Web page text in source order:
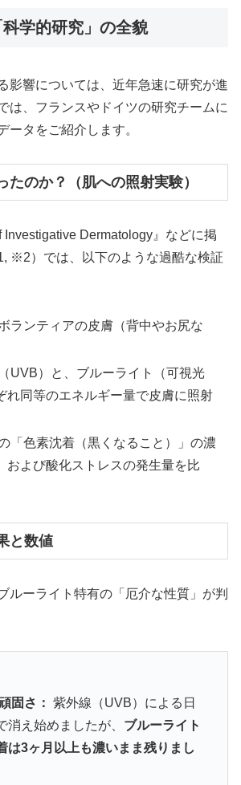
学的研究」の全貌
影響については、近年急速に研究が進
は、フランスやドイツの研究チームに
ータをご紹介します。
たのか？（肌への照射実験）
Investigative Dermatology』などに掲
※2）では、以下のような過酷な検証
ランティアの皮膚（背中やお尻な
UVB）と、ブルーライト（可視光
れ同等のエネルギー量で皮膚に照射
「色素沈着（黒くなること）」の濃
および酸化ストレスの発生量を比
と数値
ルーライト特有の「厄介な性質」が判
固さ： 紫外線（UVB）による日
消え始めましたが、 ブルーライト
は3ヶ月以上も濃いまま残りまし